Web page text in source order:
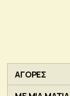
ΑΓΟΡΕΣ